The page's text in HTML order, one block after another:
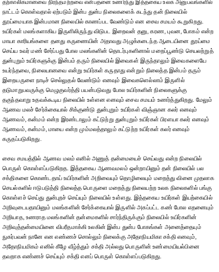
தற்காலிகமானவை நிரந்தமற்றவை என்பதனை உணர்ந்து இத்தகைய உலக அனுபவங்களில்
நாட்டம் கொள்வதால் ஏற்படும் இன்ப துன்ப நிலைகளைக் கடந்து தன் நிலையில்
தூய்மையாக இன்பமான நிலையில் காணப்பட வேண்டும் என சைவ சமயம் கூறுகிறது.
உயிர்கள் மலங்களாகிய இருளிலிருந்து விடுபட இறைவன் தனு, கரண, புவன, போகம் என்ற
மாயா காரியங்களை தனது கருணையின் அதாவது அழுக்கடைந்த ஆடையினை தூய்மை
செய்ய உவர் மண் சேர்ப்பது போல மலங்களின் தொடர்புகளினால் மறைப்பூண்டு செயலற்றுத்
துன்புறும் உயிர்களுக்கு இன்பம் தரும் நிலையில் இவைகள் இருந்தாலும் இவைகளையே
உயர்ந்தவை, நிலையானவை என்று உயிர்கள் கருதாது என்றும் நிலைத்த இன்பம் தரும்
இறையருளை நாடிச் செல்லுதல் வேண்டும் எனவும் இவைகளெல்லாம் இருளில்
தடுமாறுபவருக்கு மெழுகுவர்த்தி பயன்படுவது போல உயிர்களின் நிலைகளுக்கு
தகுந்தவாறு உதவக்கூடிய நிலையில் உள்ளன எனவும் சைவ சமயம் உணர்த்துகிறது. மேலும்
ஆணவ மலச் சேர்க்கையால் சிக்குண்டு துன்புறும் உயிர்கள் விஞ்ஞான கலர் எனவும்
ஆணவம், கன்மம் என்ற இரண்டாலும் கட்டுற்று துன்புறும் உயிர்கள் பிரளயா கலர் எனவும்
ஆணவம், கன்மம், மாயை என்ற மும்மலத்தாலும் கட்டுற்ற உயிர்கள் கலர் எனவும்
கருதப்படுகிறது.
சைவ சமயத்தில் ஆணவ மலம் எனில் அணுத் தன்மையைச் செய்வது என்ற நிலையில்
பொருள் கொள்ளப்படுகிறத. இத்தகைய ஆணவமலம் ஒன்றாயினும் தன் நிலையில் பல
சக்திகளை கொண்டதாய் உயிர்களின் அறிவையும் தொழிலையும் மறைத்து வினை முதலாக
செயல்களில் ஈடுபடுத்தி நிலைத்த பொருளை மறைத்து நிலையற்ற உலக நிலைகளில் பங்கு
கொள்ளச் செய்து துன்புறச் செய்யும் நிலையில் உள்ளது. இத்தகைய உயிர்கள் இயற்கையில்
அறிவுடையதாயினும் மலங்களின் சேர்க்கையால் இருளில் அகப்பட்ட கண் போல எதனையும்
அறியாத, உணராத மலங்களின் தன்மைகளில் சார்ந்திருக்கும் நிலையில் உயிர்களின்
அறிவுத்தன்மையினை விபரீதமாக்கி உலகின் இன்ப துன்ப போகங்கள் அனைத்தையும்
நுகர்பவன் நானே என எண்ணச் சொல்லும் நிலைக்கு அதோநியமிகா சக்தி எனவும்,
அதோநியமிகம் எனில் கீழே வீழ்த்தும் சக்தி அல்லது பொருளின் உண்மையியல்பினை
தவறாக எண்ணச் செய்யும் சக்தி எனப் பொருள் கொள்ளப்படுகிறது.